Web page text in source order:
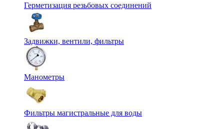
Герметизация резьбовых соединений
Задвижки, вентили, фильтры
Манометры
Фильтры магистральные для воды